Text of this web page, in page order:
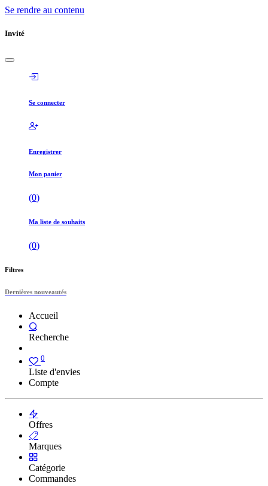
Se rendre au contenu
Invité
Se connecter
Enregistrer
Mon panier
(0)
Ma liste de souhaits
(0)
Filtres
Dernières nouveautés
Accueil
Recherche
0
Liste d'envies
Compte
Offres
Marques
Catégorie
Commandes